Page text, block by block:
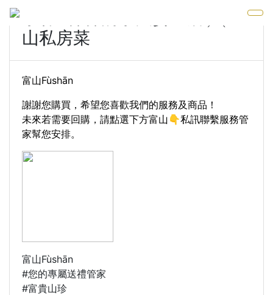
山私房菜
富山Fùshān
​謝謝您購買，希望您喜歡我們的服務及商品！
未來若需要回購，請點選下方富山👇私訊聯繫服務管
家幫您安排。
富山Fùshān
#您的專屬送禮管家
#富貴山珍